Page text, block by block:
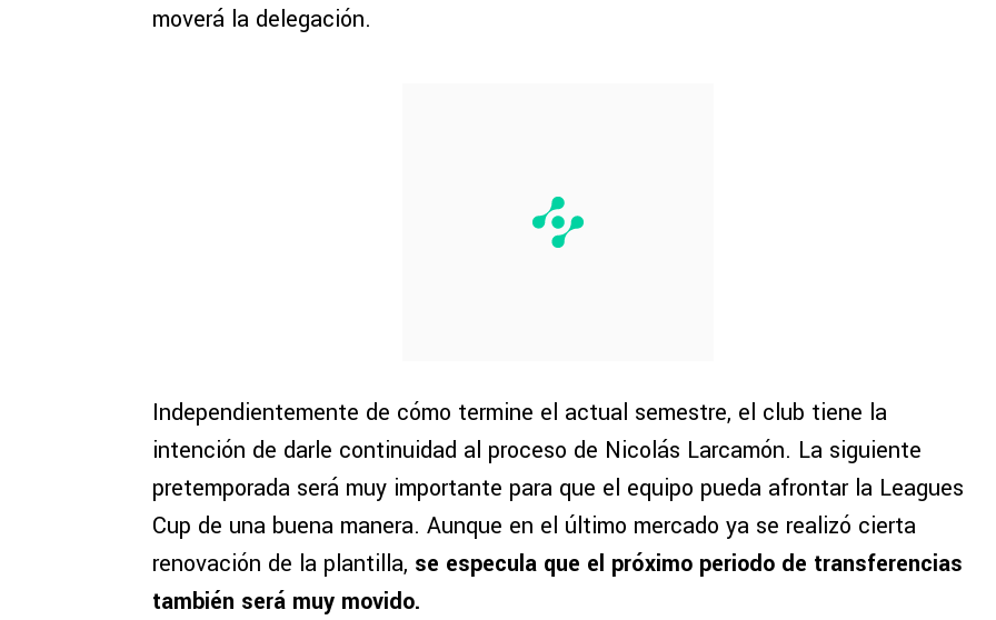
moverá la delegación.
Independientemente de cómo termine el actual semestre, el club tiene la
intención de darle continuidad al proceso de Nicolás Larcamón. La siguiente
pretemporada será muy importante para que el equipo pueda afrontar la Leagues
Cup de una buena manera. Aunque en el último mercado ya se realizó cierta
renovación de la plantilla, se especula que el próximo periodo de transferencias
también será muy movido.